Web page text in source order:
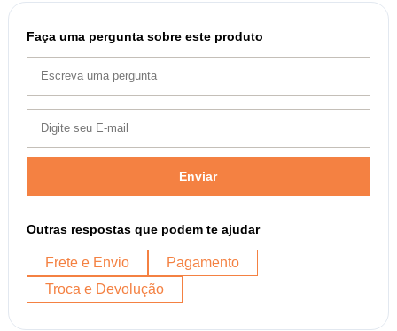
Faça uma pergunta sobre este produto
Enviar
Outras respostas que podem te ajudar
Frete e Envio
Pagamento
Troca e Devolução